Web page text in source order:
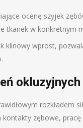
ocenę szyjek
tkanek w konkretnym
klinowy wprost,
okluzyjnych
rozkładem
zębowe,